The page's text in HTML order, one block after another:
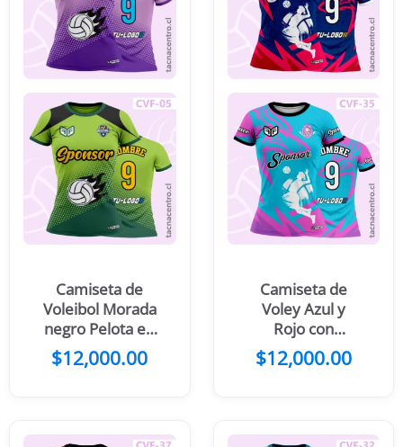
Camiseta de
Voleibol Morada
negro Pelota en
llamas
$12,000.00
Camiseta de
Voley Azul y
Rojo con
patrones
lineales
$12,000.00